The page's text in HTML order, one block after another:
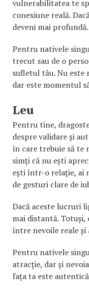
vulnerabilitatea te
conexiune reală.
deveni mai profundă.
Pentru nativele
trecut sau de o
sufletul tău. Nu este
dar este momentul
Leu
Pentru tine,
despre validare și
în care trebuie să te
simți că nu ești
ești într-o relație, ai
de gesturi clare de
Dacă aceste lucruri
mai distantă.
între nevoile reale
Pentru nativele
atracție, dar și
fața ta este